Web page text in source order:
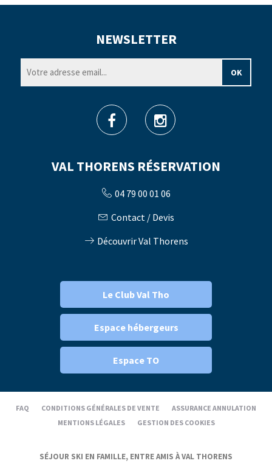
VAL THORENS RÉSERVATION
04 79 00 01 06
Contact / Devis
Découvrir Val Thorens
NEWSLETTER
Le Club Val Tho
Espace hébergeurs
Espace TO
FAQ CONDITIONS GÉNÉRALES DE VENTE
ASSURANCE ANNULATION
MENTIONS LÉGALES
GESTION DES COOKIES
SÉJOUR SKI EN FAMILLE, ENTRE AMIS À VAL THORENS